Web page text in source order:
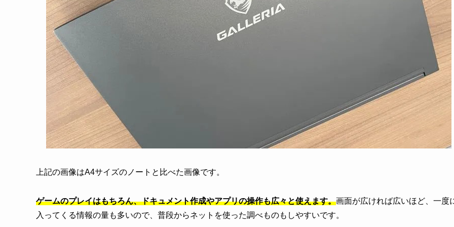
上記の画像はA4サイズのノートと比べた画像です。
ゲームのプレイはもちろん、ドキュメント作成やアプリの操作も広々と使えます。画面が広ければ広いほど、一度
入ってくる情報の量も多いので、普段からネットを使った調べものもしやすいです。